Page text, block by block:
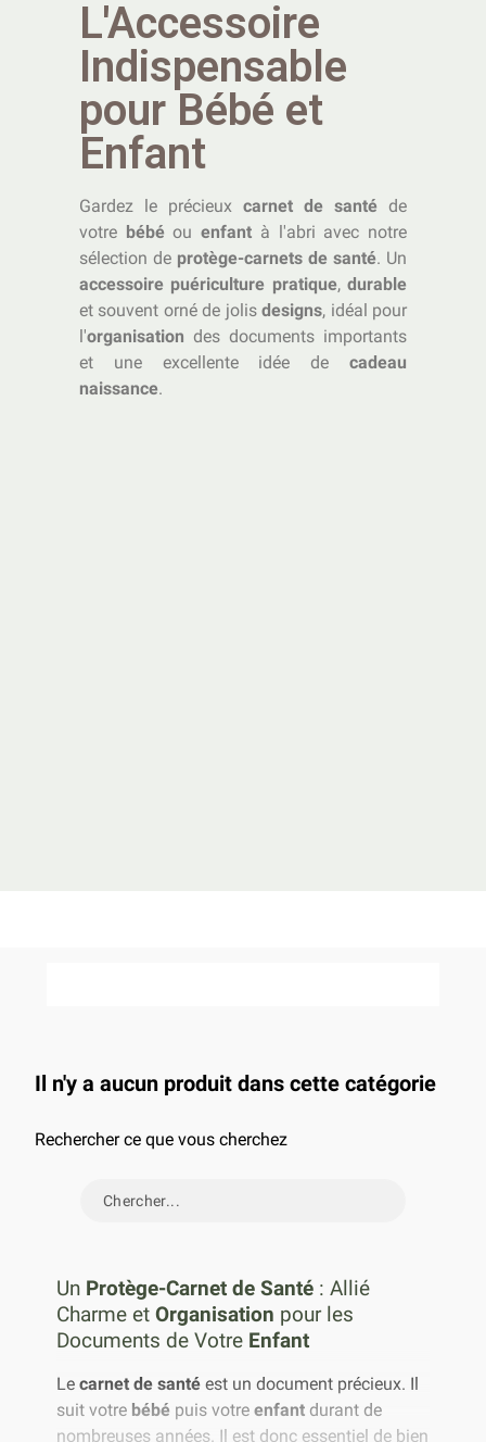
L'Accessoire
Indispensable
pour Bébé et
Enfant
Gardez le précieux carnet de santé de
votre bébéouenfant à l'abri avec notre
sélection de protège-carnets de santé. Un
accessoire puériculture pratique,durable
et souvent orné de jolisdesigns, idéal pour
l'organisation des documents importants
et une excellente idée decadeau
naissance.
Il n'y a aucun produit dans cette catégorie
Rechercher ce que vous cherchez
Un Protège-Carnet de Santé : Allié
Charme etOrganisation pour les
Documents de Votre Enfant
Lecarnet de santé est un document précieux. Il
suit votre bébé puis votreenfant durant de
nombreuses années. Il est donc essentiel de bien